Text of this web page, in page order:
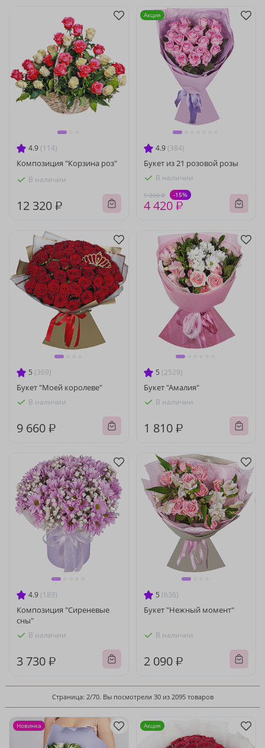
4.9 (114)
Композиция "Корзина роз"
В наличии
12 320 ₽
4.9 (384)
Букет из 21 розовой розы
В наличии
5 200 ₽ -15%
4 420 ₽
Акция
5 (369)
Букет "Моей королеве"
В наличии
9 660 ₽
5 (2529)
Букет "Амалия"
В наличии
1 810 ₽
4.9 (189)
Композиция "Сиреневые
сны"
В наличии
3 730 ₽
5 (636)
Букет "Нежный момент"
В наличии
2 090 ₽
Страница: 2/70. Вы посмотрели 30 из 2095 товаров
Новинка Акция